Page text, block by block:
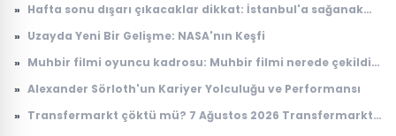
» Hafta sonu dışarı çıkacaklar dikkat: İstanbul'a sağanak
» Uzayda Yeni Bir Gelişme: NASA'nın Keşfi
» Muhbir filmi oyuncu kadrosu: Muhbir filmi nerede çekildi,
» Alexander Sörloth'un Kariyer Yolculuğu ve Performansı
» Transfermarkt çöktü mü? 7 Ağustos 2026 Transfermarkt